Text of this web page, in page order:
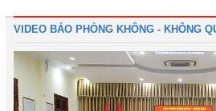
VIDEO BÁO PHÒNG KHÔNG - KHÔNG